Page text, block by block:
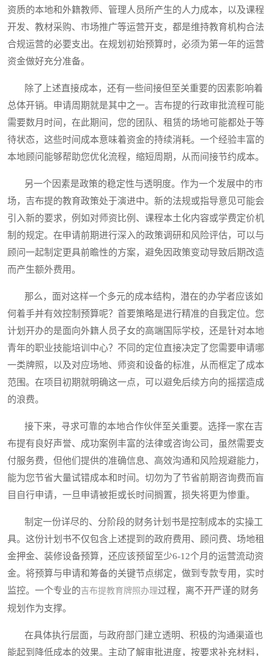
资质的本地和外籍教师、管理人员所产生的人力成本，以及课程
开发、教材采购、市场推广等运营开支，都是维持教育机构合法
合规运营的必要支出。在规划初始预算时，必须为第一年的运营
资金做好充分准备。
除了上述直接成本，还有一些间接但至关重要的因素影响着
总体开销。申请周期就是其中之一。吉布提的行政审批流程可能
需要数月时间，在此期间，您的团队、租赁的场地可能都处于等
待状态，这些时间成本意味着资金的持续消耗。一个经验丰富的
本地顾问能够帮助您优化流程，缩短周期，从而间接节约成本。
另一个因素是政策的稳定性与透明度。作为一个发展中的市
场，吉布提的教育政策处于演进中。新的法规或指导意见可能会
引入新的要求，例如对师资比例、课程本土化内容或学费定价机
制的规定。在申请前期进行深入的政策调研和风险评估，可以与
顾问一起制定更具前瞻性的方案，避免因政策变动导致后期改造
而产生额外费用。
那么，面对这样一个多元的成本结构，潜在的办学者应该如
何着手并有效控制预算呢？首要策略是进行精准的自我定位。您
计划开办的是面向外籍人员子女的高端国际学校，还是针对本地
青年的职业技能培训中心？不同的定位直接决定了您需要申请哪
一类牌照，以及对应场地、师资和设备的标准，从而框定了成本
范围。在项目初期就明确这一点，可以避免后续方向的摇摆造成
的浪费。
接下来，寻求可靠的本地合作伙伴至关重要。选择一家在吉
布提有良好声誉、成功案例丰富的法律或咨询公司，虽然需要支
付服务费，但他们提供的准确信息、高效沟通和风险规避能力，
能为您节省大量试错成本和时间。切勿为了节省前期咨询费而盲
目自行申请，一旦申请被拒或长时间搁置，损失将更为惨重。
制定一份详尽的、分阶段的财务计划书是控制成本的实操工
具。这份计划书不仅包含上述提到的政府费用、顾问费、场地租
金押金、装修设备预算，还应该预留至少6-12个月的运营流动资
金。将预算与申请和筹备的关键节点绑定，做到专款专用，实时
监控。一个专业的吉布提教育牌照办理过程，离不开严谨的财务
规划作为支撑。
在具体执行层面，与政府部门建立透明、积极的沟通渠道也
能起到降低成本的效果。主动了解审批进度，按要求补充材料，